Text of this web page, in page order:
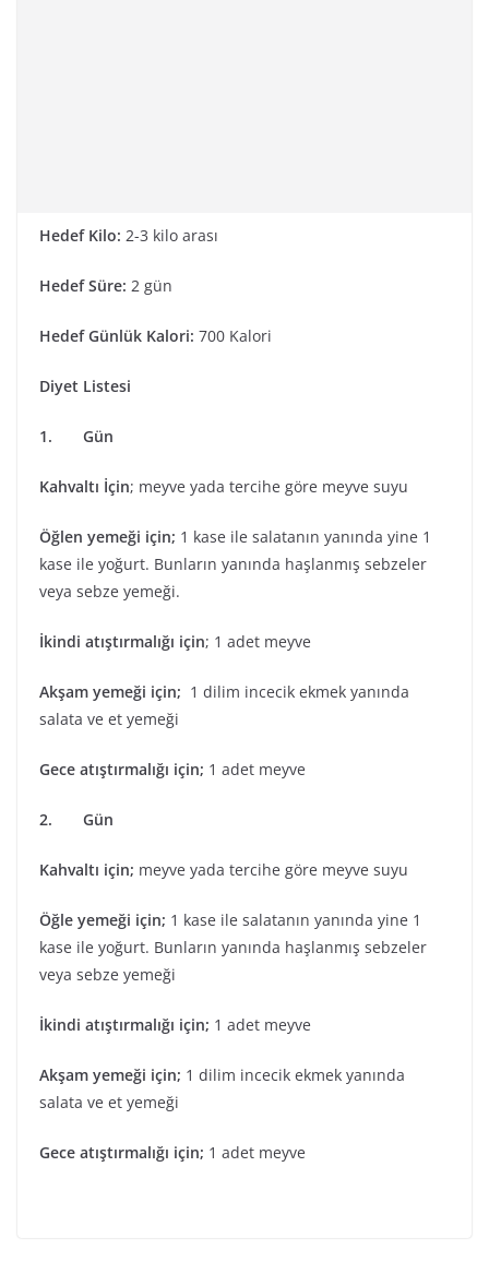
Hedef Kilo: 2-3 kilo arası
Hedef Süre: 2 gün
Hedef Günlük Kalori: 700 Kalori
Diyet Listesi
1. Gün
Kahvaltı İçin; meyve yada tercihe göre meyve suyu
Öğlen yemeği için; 1 kase ile salatanın yanında yine 1
kase ile yoğurt. Bunların yanında haşlanmış sebzeler
veya sebze yemeği.
İkindi atıştırmalığı için; 1 adet meyve
Akşam yemeği için; 1 dilim incecik ekmek yanında
salata ve et yemeği
Gece atıştırmalığı için; 1 adet meyve
2. Gün
Kahvaltı için; meyve yada tercihe göre meyve suyu
Öğle yemeği için; 1 kase ile salatanın yanında yine 1
kase ile yoğurt. Bunların yanında haşlanmış sebzeler
veya sebze yemeği
İkindi atıştırmalığı için; 1 adet meyve
Akşam yemeği için; 1 dilim incecik ekmek yanında
salata ve et yemeği
Gece atıştırmalığı için; 1 adet meyve